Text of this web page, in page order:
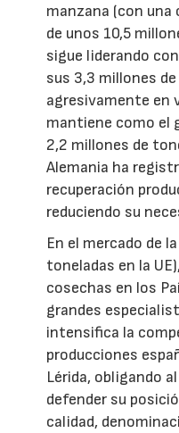
manzana (con una
de unos 10,5
sigue liderando
sus 3,3 millones
agresivamente en
mantiene como el
2,2 millones de
Alemania ha
recuperación
reduciendo su
En el mercado de
toneladas en la
cosechas en los
grandes
intensifica la
producciones
Lérida, obligando
defender su
calidad,